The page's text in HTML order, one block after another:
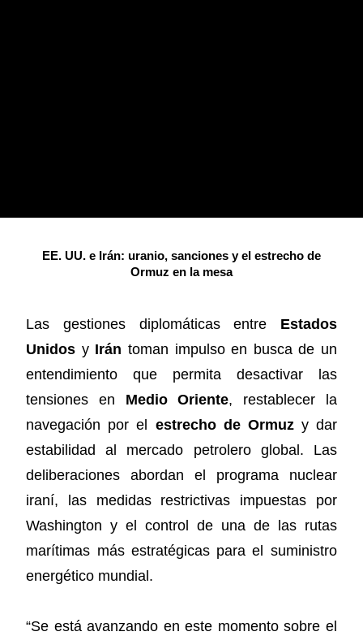
EE. UU. e Irán: uranio, sanciones y el estrecho de
Ormuz en la mesa
Las gestiones diplomáticas entre Estados
Unidos y Irán toman impulso en busca de un
entendimiento que permita desactivar las
tensiones en Medio Oriente, restablecer la
navegación por el estrecho de Ormuzy dar
estabilidad al mercado petrolero global. Las
deliberaciones abordan el programa nuclear
iraní, las medidas restrictivas impuestas por
Washington y el control de una de las rutas
marítimas más estratégicas para el suministro
energético mundial.
“Se está avanzando en este momento sobre el